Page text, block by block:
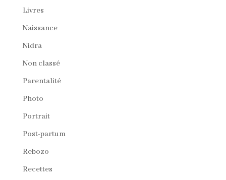
Livres
Naissance
Nidra
Non classé
Parentalité
Photo
Portrait
Post-partum
Rebozo
Recettes